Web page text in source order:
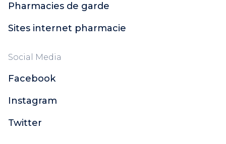
Pharmacies de garde
Sites internet pharmacie
Social Media
Facebook
Instagram
Twitter